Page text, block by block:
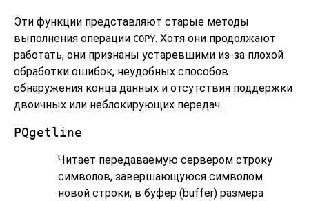
Эти функции представляют старые методы
выполнения операции COPY. Хотя они продолжают
работать, они признаны устаревшими из-за плохой
обработки ошибок, неудобных способов
обнаружения конца данных и отсутствия поддержки
двоичных или неблокирующих передач.
PQgetline
Читает передаваемую сервером строку
символов, завершающуюся символом
новой строки, в буфер (buffer) размера